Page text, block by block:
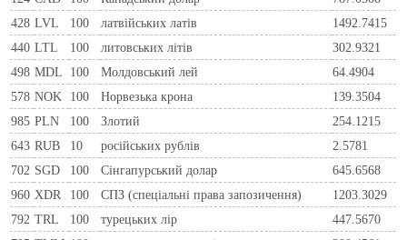
428 LVL 100 латвійських латів
1492.7415
440 LTL 100 литовських літів
302.9321
498 MDL 100 Молдовський лей
64.4904
578 NOK 100 Норвезька крона
139.3504
985 PLN 100 Злотий
254.1215
643 RUB 10 російських рублів
2.5781
702 SGD 100 Сінгапурський долар
645.6568
960 XDR 100 СПЗ (спеціальні права запозичення)
1203.3029
792 TRL 100 турецьких лір
447.5670